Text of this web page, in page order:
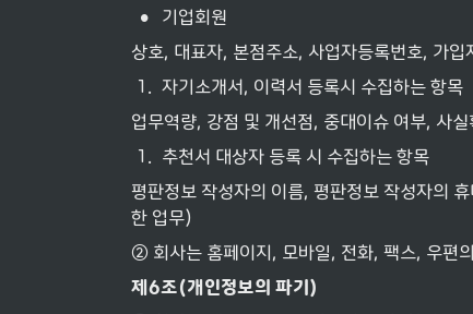
•
기업회원
상호, 대표자, 본점주소, 사업자등록번호, 가
1
자기소개서, 이력서 등록시 수집하는 항목
업무역량, 강점 및 개선점, 중대이슈 여부, 사실
1
추천서 대상자 등록 시 수집하는 항목
평판정보 작성자의 이름, 평판정보 작성자의
한 업무)
② 회사는 홈페이지, 모바일, 전화, 팩스, 우편
제 6조(개인정보의 파기 )